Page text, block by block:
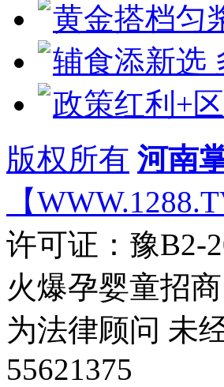
黄金搭档匀
辅食添新选
政策红利+
版权所有 河南
【
许可证：豫B2-
火爆孕婴童招
为法律顾问 未
55621375